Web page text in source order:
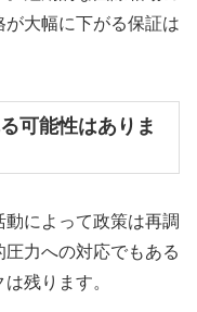
大幅に下がる保証は
可能性はありま
によって政策は再調
力への対応でもある
残ります。